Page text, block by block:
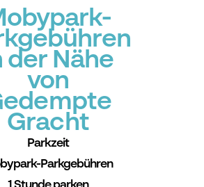
der Nähe
von
Gracht
Parkzeit
Parkgebühren